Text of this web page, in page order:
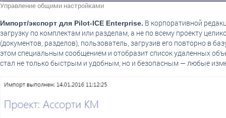
Управление общими настройками
Импорт/экспорт для Pilot-ICE Enterprise. В корпоративной
загрузку по комплектам или разделам, а не по всему проекту
(документов, разделов), пользователь, загрузив его повторно в
этом специальным сообщением и отобразит список удаленных
стал не только быстрым и удобным, но и безопасным — любые